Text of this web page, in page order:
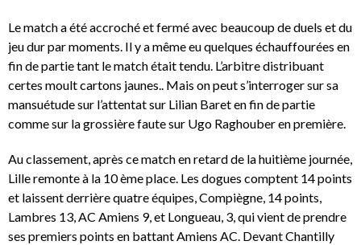
Le match a été accroché et fermé avec beaucoup de duels et du
jeu dur par moments. Il y a même eu quelques échauffourées en
fin de partie tant le match était tendu. L’arbitre distribuant
certes moult cartons jaunes.. Mais on peut s’interroger sur sa
mansuétude sur l’attentat sur Lilian Baret en fin de partie
comme sur la grossière faute sur Ugo Raghouber en première.
Au classement, après ce match en retard de la huitième journée,
Lille remonte à la 10 ème place. Les dogues comptent 14 points
et laissent derrière quatre équipes, Compiègne, 14 points,
Lambres 13, AC Amiens 9, et Longueau, 3, qui vient de prendre
ses premiers points en battant Amiens AC. Devant Chantilly